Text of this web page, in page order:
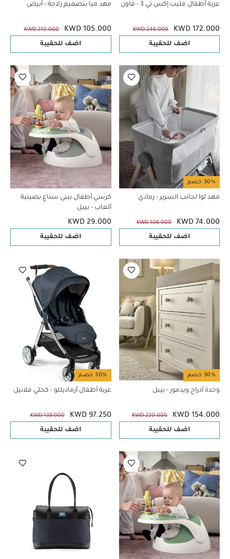
عربة أطفال فليب إكس تي 3 - فاون
KWD 172.000
KWD 246.000
اضف للحقيبة
مهد ميا بتصميم زلاجة - أبيض
KWD 105.000
KWD 210.000
اضف للحقيبة
30% خصم
مهد لوا لجانب السرير - رمادي
KWD 74.000
KWD 106.000
اضف للحقيبة
كرسي أطفال بيبي سناغ بصينية
ألعاب - بيبل
KWD 29.000
اضف للحقيبة
30% خصم
وحدة أدراج ويدمور - بيبل
KWD 154.000
KWD 220.000
اضف للحقيبة
30% خصم
عربة أطفال أرماديللو - كحلي فلانيل
KWD 97.250
KWD 139.000
اضف للحقيبة